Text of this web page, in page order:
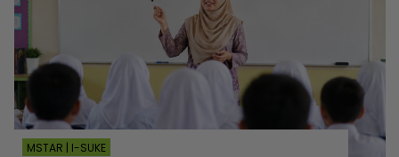
MSTAR | I-SUKE